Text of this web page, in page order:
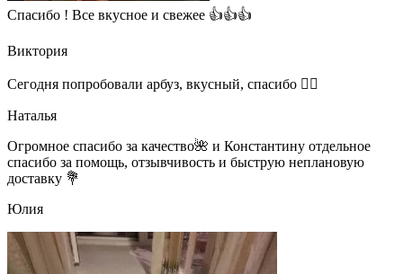
Спасибо ! Все вкусное и свежее 👍👍👍
Виктория
Сегодня попробовали арбуз, вкусный, спасибо 👍🏻
Наталья
Огромное спасибо за качество🌺 и Константину отдельное
спасибо за помощь, отзывчивость и быструю неплановую
доставку 💐
Юлия